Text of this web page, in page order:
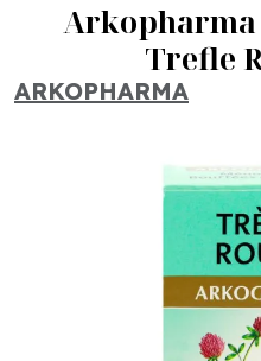
Trefle
ARKOPHARMA